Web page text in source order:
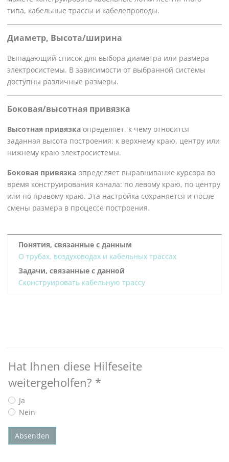
типа, кабельные трассы и кабелепроводы.
Диаметр, Высота/ширина
Выпадающий список для выбора диаметра или размера
электросистемы. В зависимости от выбранной системы
доступны различные размеры.
Боковая/высотная привязка
Высотная привязка определяет, к чему относится
заданная высота построения: к верхнему краю, центру или
нижнему краю электросистемы.
Боковая привязка определяет выравнивание курсора во
время конструирования канала: по левому краю, по центру
или по правому краю. Эта настройка сохраняется и после
смены размера в процессе построения.
Понятия, связанные с данным
О трубах, воздуховодах и кабельных трассах
Задачи, связанные с данной
Сконструировать кабельную трассу
Hat Ihnen diese Hilfeseite
weitergeholfen? *
Ja
Nein
Absenden